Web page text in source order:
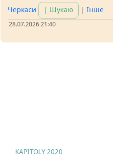
Черкаси
| Шукаю | Інше
28.07.2026 21:40
KAPITOLY 2020